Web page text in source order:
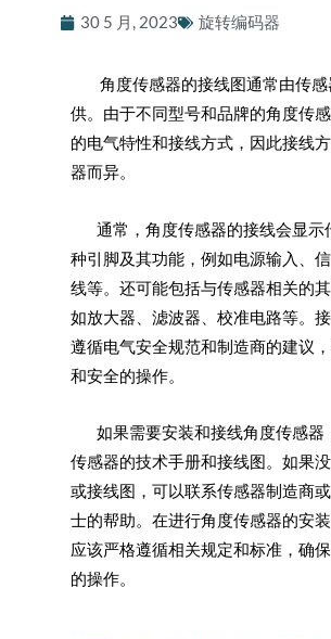
30 5 月, 2023 旋转编码器
角度传感器的接线图通常由传感
供。由于不同型号和品牌的角度传
的电气特性和接线方式，因此接线
器而异。
通常，角度传感器的接线会显示
种引脚及其功能，例如电源输入、
线等。还可能包括与传感器相关的
如放大器、滤波器、校准电路等。
遵循电气安全规范和制造商的建议
和安全的操作。
如果需要安装和接线角度传感器
传感器的技术手册和接线图。如果
或接线图，可以联系传感器制造商
士的帮助。在进行角度传感器的安装
应该严格遵循相关规定和标准，确
的操作。